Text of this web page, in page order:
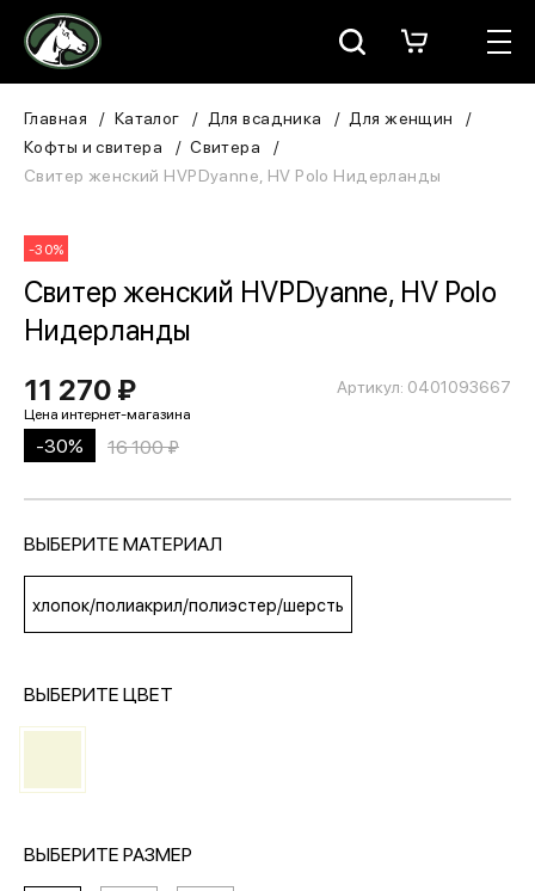
Москва
Для всадника
В конюшню
ЗООТОВАРЫ
Для собаки
Сувениры/Подарки
МЕДИА
ПОКУПАТЕЛЯМ
Вход в личный кабинет
Главная Каталог Для всадника
Для женщин
Кофты и свитера
Свитера
Свитер женский HVPDyanne, HV Polo Нидерланды
-30%
Свитер женский HVPDyanne, HV Polo
Нидерланды
Артикул: 0401093667
11 270 ₽
-30% 16 100 ₽
ВЫБЕРИТЕ МАТЕРИАЛ
хлопок/полиакрил/полиэстер/шерсть
ВЫБЕРИТЕ ЦВЕТ
ВЫБЕРИТЕ РАЗМЕР